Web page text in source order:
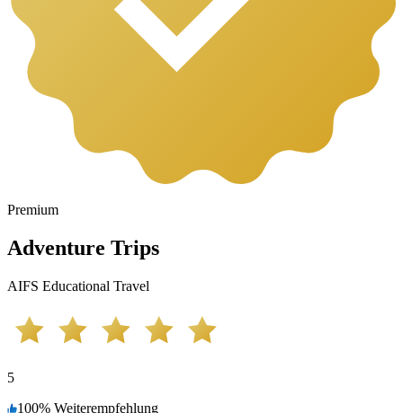
Premium
Adventure Trips
AIFS Educational Travel
5
100% Weiterempfehlung